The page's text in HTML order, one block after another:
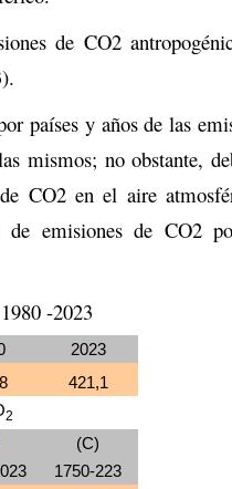
de CO2
países y años de las
mismos; no obstante,
CO2 en el aire
emisiones de CO2
-2023
2023
421,1
2
(C)
1750-223